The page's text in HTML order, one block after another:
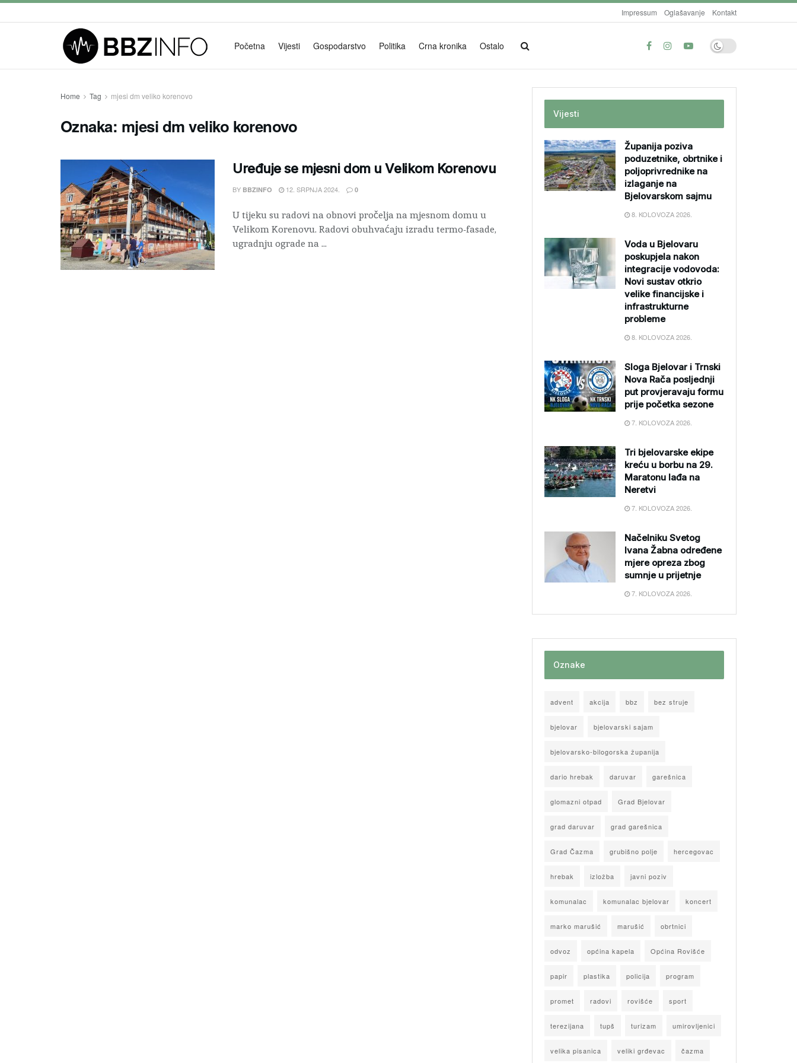
Impressum Oglašavanje Kontakt
Početna Vijesti Gospodarstvo Politika Crna kronika Ostalo
Home Tag mjesi dm veliko korenovo
Oznaka: mjesi dm veliko korenovo
Uređuje se mjesni dom u Velikom Korenovu
BY BBZINFO 12. SRPNJA 2024. 0
U tijeku su radovi na obnovi pročelja na mjesnom domu u
Velikom Korenovu. Radovi obuhvaćaju izradu termo-fasade,
ugradnju ograde na ...
Vijesti
Županija poziva
poduzetnike, obrtnike i
poljoprivrednike na
izlaganje na
Bjelovarskom sajmu
8. KOLOVOZA 2026.
Voda u Bjelovaru
poskupjela nakon
integracije vodovoda:
Novi sustav otkrio
velike financijske i
infrastrukturne
probleme
8. KOLOVOZA 2026.
Sloga Bjelovar i Trnski
Nova Rača posljednji
put provjeravaju formu
prije početka sezone
7. KOLOVOZA 2026.
Tri bjelovarske ekipe
kreću u borbu na 29.
Maratonu lađa na
Neretvi
7. KOLOVOZA 2026.
Načelniku Svetog
Ivana Žabna određene
mjere opreza zbog
sumnje u prijetnje
7. KOLOVOZA 2026.
Oznake
advent akcija bbz bez struje
bjelovar bjelovarski sajam
bjelovarsko-bilogorska županija
dario hrebak daruvar garešnica
glomazni otpad Grad Bjelovar
grad daruvar grad garešnica
Grad Čazma grubišno polje hercegovac
hrebak izložba javni poziv
komunalac komunalac bjelovar koncert
marko marušić marušić obrtnici
odvoz općina kapela Općina Rovišće
papir plastika policija program
promet radovi rovišće sport
terezijana tupš turizam umirovljenici
velika pisanica veliki grđevac čazma